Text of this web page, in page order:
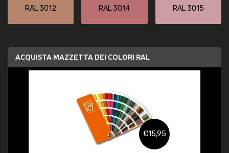
RAL 3012 RAL 3014 RAL 3015
ACQUISTA MAZZETTA DEI COLORI RAL
€15,95